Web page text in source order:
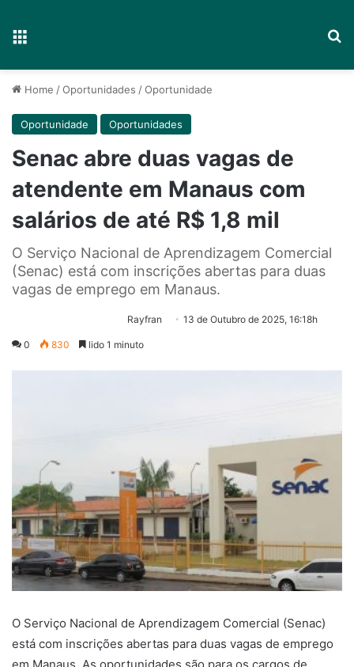
Home /Oportunidades /Oportunidade
Oportunidade Oportunidades
Senac abre duas vagas de
atendente em Manaus com
salários de até R$ 1,8 mil
O Serviço Nacional de Aprendizagem Comercial
(Senac) está com inscrições abertas para duas
vagas de emprego em Manaus.
Rayfran 13 de Outubro de 2025, 16:18h
0 830 lido 1 minuto
O Serviço Nacional de Aprendizagem Comercial (Senac)
está com inscrições abertas para duas vagas de emprego
em Manaus. As oportunidades são para os cargos de